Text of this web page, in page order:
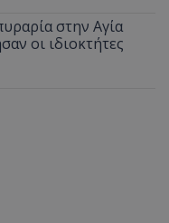
στην Αγία
οι ιδιοκτήτες